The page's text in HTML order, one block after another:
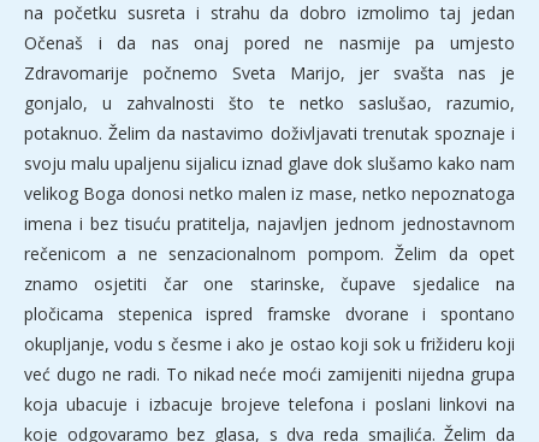
na početku susreta i strahu da dobro izmolimo taj jedan
Očenaš i da nas onaj pored ne nasmije pa umjesto
Zdravomarije počnemo Sveta Marijo, jer svašta nas je
gonjalo, u zahvalnosti što te netko saslušao, razumio,
potaknuo. Želim da nastavimo doživljavati trenutak spoznaje i
svoju malu upaljenu sijalicu iznad glave dok slušamo kako nam
velikog Boga donosi netko malen iz mase, netko nepoznatoga
imena i bez tisuću pratitelja, najavljen jednom jednostavnom
rečenicom a ne senzacionalnom pompom. Želim da opet
znamo osjetiti čar one starinske, čupave sjedalice na
pločicama stepenica ispred framske dvorane i spontano
okupljanje, vodu s česme i ako je ostao koji sok u frižideru koji
već dugo ne radi. To nikad neće moći zamijeniti nijedna grupa
koja ubacuje i izbacuje brojeve telefona i poslani linkovi na
koje odgovaramo bez glasa, s dva reda smajlića. Želim da